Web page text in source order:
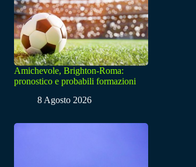
Amichevole, Brighton-Roma:
pronostico e probabili formazioni
8 Agosto 2026